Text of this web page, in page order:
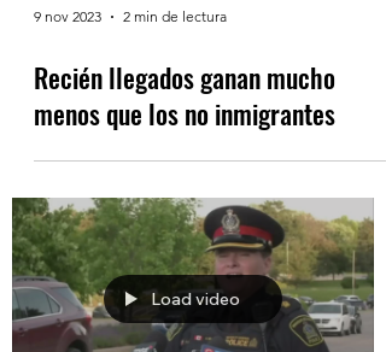
9 nov 2023 2 min de lectura
Recién llegados ganan mucho
menos que los no inmigrantes
Load video